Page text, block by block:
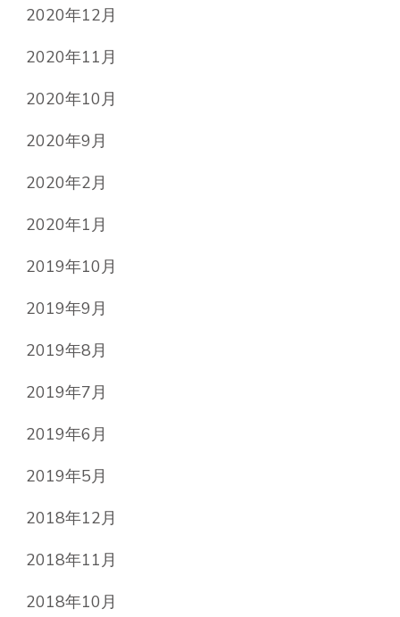
2020年12月
2020年11月
2020年10月
2020年9月
2020年2月
2020年1月
2019年10月
2019年9月
2019年8月
2019年7月
2019年6月
2019年5月
2018年12月
2018年11月
2018年10月